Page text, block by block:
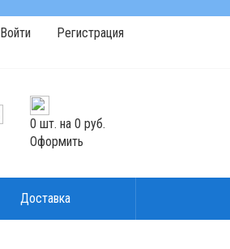
Войти Регистрация
0 шт. на 0 руб.
Оформить
Доставка